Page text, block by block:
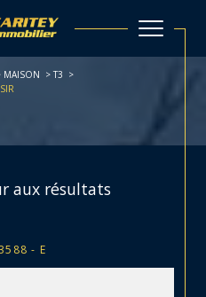
MAISON
T3
aux résultats
- E